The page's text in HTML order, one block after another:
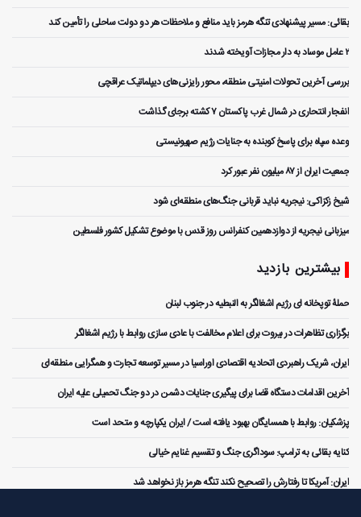
بقائی: مسیر پیشنهادی تنگه هرمز باید منافع و ملاحظات هر دو دولت ساحلی را تأمین کند
۲ عامل موساد به دار مجازات آویخته شدند
بررسی آخرین تحولات امنیتی منطقه، محور رایزنی‌های دیپلماتیک عراقچی
انفجار انتحاری در شمال غرب پاکستان ۷ کشته برجای گذاشت
وعده سپاه برای پاسخ کوبنده به جنایات رژیم صهیونیستی
جمعیت ایران از ۸۷ میلیون نفر عبور کرد
شیخ زکزاکی: نیجریه نباید قربانی جنگ‌های منطقه‌ای شود
میزبانی نیجریه از دوازدهمین کنفرانس روز قدس با موضوع تشکیل کشور فلسطین
بیشترین بازدید
حملۀ توپخانه ای رژیم اشغالگر به النبطیه در جنوب لبنان
برگزاری تظاهرات در بیروت برای اعلام مخالفت با عادی سازی روابط با رژیم اشغالگر
ایران، شریک راهبردی اتحادیه اقتصادی اوراسیا در مسیر توسعه تجارت و همگرایی منطقه‌ای
آخرین اقدامات دستگاه قضا برای پیگیری جنایات دشمن در دو جنگ تحمیلی علیه ایران
پزشکیان: روابط با همسایگان بهبود یافته است / ایران یکپارچه و متحد است
کنایه بقائی به ترامپ: سوداگری جنگ و تقسیم غنایم خیالی
ایران: آمریکا تا رفتارش را تصحیح نکند تنگه هرمز باز نخواهد شد